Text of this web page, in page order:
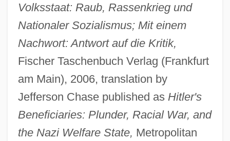
Volksstaat: Raub, Rassenkrieg und
Nationaler Sozialismus; Mit einem
Nachwort: Antwort auf die Kritik,
Fischer Taschenbuch Verlag (Frankfurt
am Main), 2006, translation by
Jefferson Chase published as Hitler's
Beneficiaries: Plunder, Racial War, and
the Nazi Welfare State, Metropolitan